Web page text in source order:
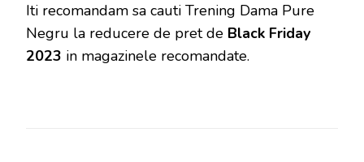
Iti recomandam sa cauti Trening Dama Pure
Negru la reducere de pret de Black Friday
2023 in magazinele recomandate.